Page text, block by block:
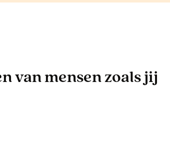
van mensen zoals jij